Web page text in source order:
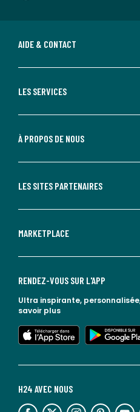
AIDE & CONTACT
LES SERVICES
À PROPOS DE NOUS
LES SITES PARTENAIRES
MARKETPLACE
H24 AVEC NOUS
lien vers l'espace réseaux sociaux lien vers l'espace réseaux sociaux lien vers l'espace réseaux sociaux lien vers l'espace réseaux sociaux lien vers l'espace réseaux sociaux
RENDEZ-VOUS SUR L'APP
Ultra inspirante,
savoir plus
lien vers l'app store
lien vers google play